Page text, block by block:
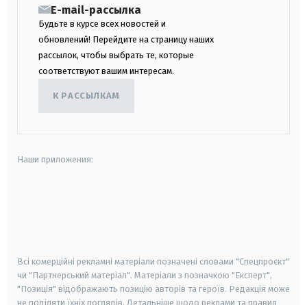
E-mail-рассылка
Будьте в курсе всех новостей и
обновлений! Перейдите на страницу наших
рассылок, чтобы выбрать те, которые
соответствуют вашим интересам.
К РАССЫЛКАМ
Наши приложения:
Всі комерційні рекламні матеріали позначені словами "Спецпроєкт"
чи "Партнерський матеріал". Матеріали з позначкою "Експерт",
"Позиція" відображають позицію авторів та героїв. Редакція може
не поділяти їхніх поглядів. Детальніше щодо реклами та правил